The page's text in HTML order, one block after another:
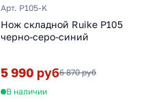
Арт. P105-K
Нож складной Ruike P105
черно-серо-синий
5 990 руб6 870 руб
В наличии